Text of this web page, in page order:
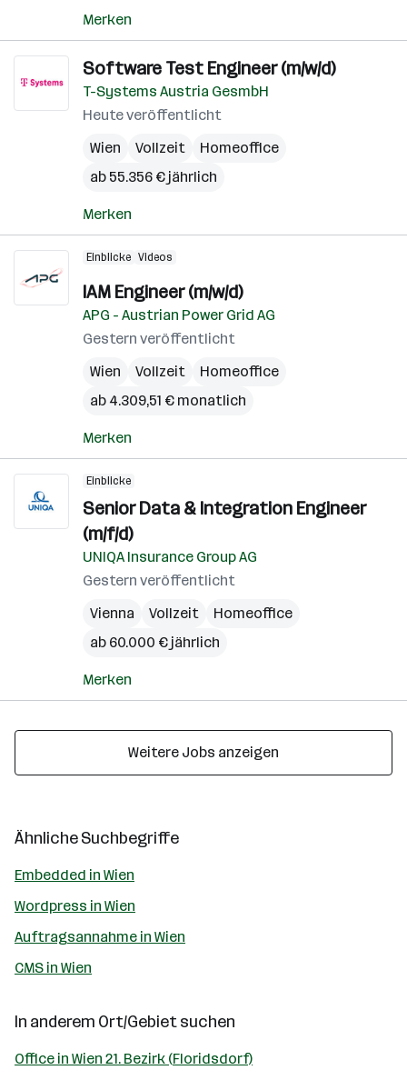
Merken
Software Test Engineer (m/w/d)
T-Systems Austria GesmbH
Heute veröffentlicht
Wien
Vollzeit
Homeoffice
ab 55.356 € jährlich
Merken
Einblicke Videos
IAM Engineer (m/w/d)
APG - Austrian Power Grid AG
Gestern veröffentlicht
Wien
Vollzeit
Homeoffice
ab 4.309,51 € monatlich
Merken
Einblicke
Senior Data & Integration Engineer
(m/f/d)
UNIQA Insurance Group AG
Gestern veröffentlicht
Vienna
Vollzeit
Homeoffice
ab 60.000 € jährlich
Merken
Weitere Jobs anzeigen
Ähnliche Suchbegriffe
Embedded in Wien
Wordpress in Wien
Auftragsannahme in Wien
CMS in Wien
In anderem Ort/Gebiet suchen
Office in Wien 21. Bezirk (Floridsdorf)